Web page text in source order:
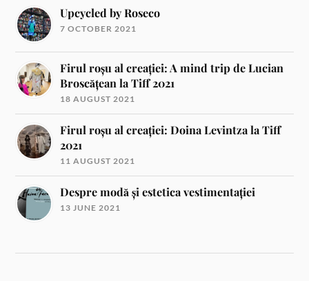
Upcycled by Roseco
7 OCTOBER 2021
Firul roșu al creației: A mind trip de Lucian
Broscățean la Tiff 2021
18 AUGUST 2021
Firul roșu al creației: Doina Levintza la Tiff
2021
11 AUGUST 2021
Despre modă și estetica vestimentației
13 JUNE 2021